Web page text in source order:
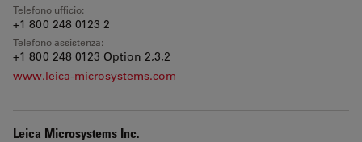
Telefono ufficio:
+1 800 248 0123 2
Telefono assistenza:
+1 800 248 0123 Option 2,3,2
www.leica-microsystems.com
Leica Microsystems Inc.